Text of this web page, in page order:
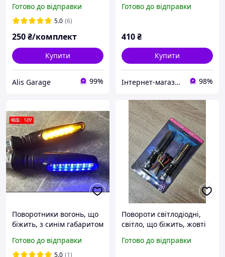
мопед, скутер,
квадроцикл LED
Готово до відправки
5.0 (6)
250₴/комплект
Купити
Alis Garage 99%
Готово до відправки
410₴
Купити
Інтернет-магазин Електроніки 98%
Поворотники вогонь, що
біжить, з синім габаритом
скутер, квадроцикл LED
ДИНАМІЧНІ (2шт.)
Готово до відправки
5.0 (1)
Повороти світлодіодні,
світло, що біжить, жовті
Готово до відправки